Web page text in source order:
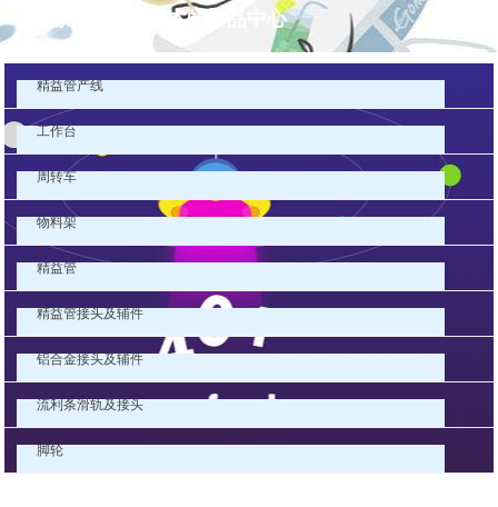
pg游戏库最新版本的产品中心
精益管产线
工作台
周转车
物料架
精益管
精益管接头及辅件
铝合金接头及辅件
流利条滑轨及接头
脚轮